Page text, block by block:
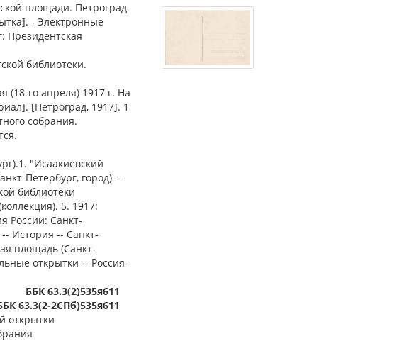
площади. Петроград
- Электронные
Президентская
библиотеки.
(18-го апреля) 1917 г. На
[Петроград, 1917]. 1
собрания.
"Исаакиевский
Петербург, город) --
библиотеки
5. 1917:
России: Санкт-
История -- Санкт-
площадь (Санкт-
открытки -- Россия -
ББК 63.3(2)535я611
63.3(2-2СПб)535я611
открытки